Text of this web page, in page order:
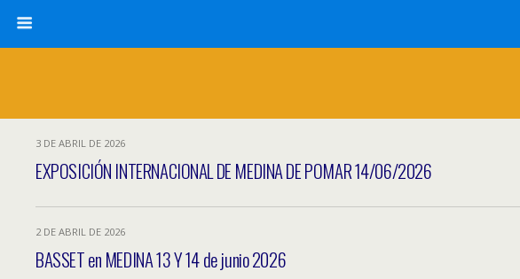
3 DE ABRIL DE 2026
EXPOSICIÓN INTERNACIONAL DE MEDINA DE POMAR 14/06/2026
2 DE ABRIL DE 2026
BASSET en MEDINA 13 Y 14 de junio 2026